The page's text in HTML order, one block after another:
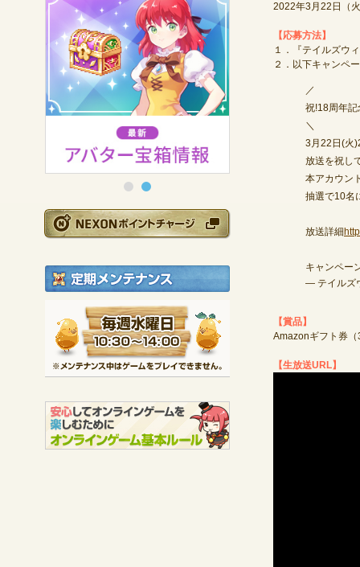
定期メンテナンス
※メンテナンス中は
2022年3月22日（
【応募方法】
１．『テイルズウ
２．以下キャンペ
／
祝!18周年記
＼
3月22日(火
放送を祝し
本アカウン
抽選で10名
放送詳細
キャンペー
— テイルズ
【賞品】
Amazonギフト券
【生放送URL】